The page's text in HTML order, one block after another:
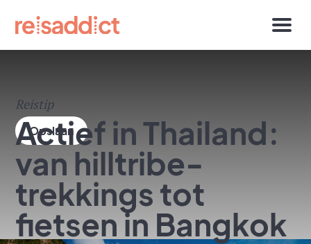
Reistip
Actief in Thailand:
van hilltribe-
trekkings tot
fietsen in Bangkok